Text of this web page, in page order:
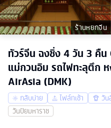
ร้านหยกจีน
ทัวร์จีน ฉงชิ่ง 4 วัน 3 คืน
แม่กวนอิม รถไฟทะลุตึก
AirAsia (DMK)
กลับบ่าย ไฟล์ทเช้า วัน
วันปิยมหาราช